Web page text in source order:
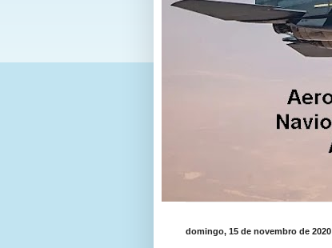
domingo, 15 de novembro de 2020